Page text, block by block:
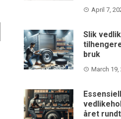
April 7,
Slik
bruk
March 19,
året rundt